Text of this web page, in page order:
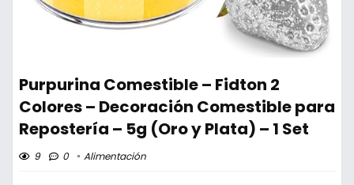
Purpurina Comestible – Fidton 2
Colores – Decoración Comestible para
Repostería – 5g (Oro y Plata) – 1 Set
9 0 Alimentación